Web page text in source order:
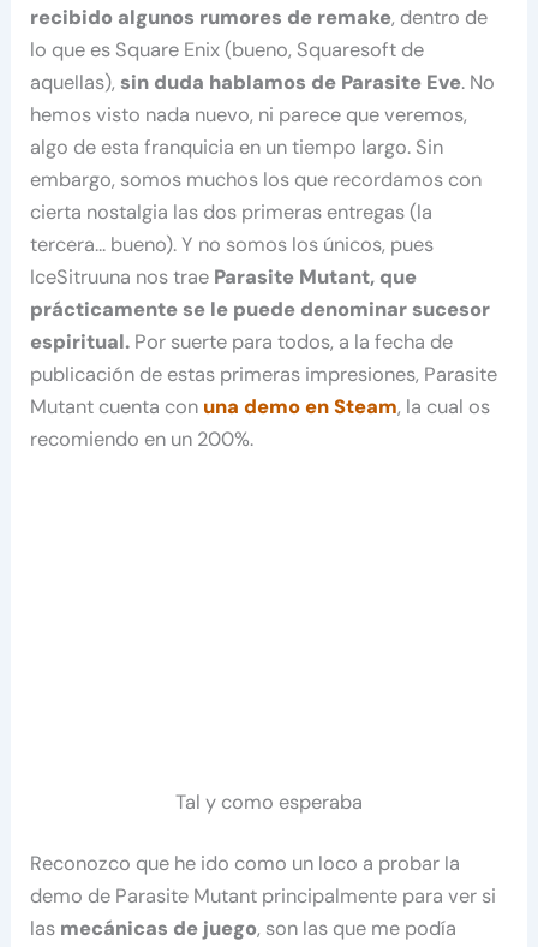
recibido algunos rumores de remake, dentro de
lo que es Square Enix (bueno, Squaresoft de
aquellas),sin duda hablamos de Parasite Eve. No
hemos visto nada nuevo, ni parece que veremos,
algo de esta franquicia en un tiempo largo. Sin
embargo, somos muchos los que recordamos con
cierta nostalgia las dos primeras entregas (la
tercera… bueno). Y no somos los únicos, pues
IceSitruuna nos trae Parasite Mutant, que
prácticamente se le puede denominar sucesor
espiritual. Por suerte para todos, a la fecha de
publicación de estas primeras impresiones, Parasite
Mutant cuenta con una demo en Steam, la cual os
recomiendo en un 200%.
Tal y como esperaba
Reconozco que he ido como un loco a probar la
demo de Parasite Mutant principalmente para ver si
las mecánicas de juego, son las que me podía